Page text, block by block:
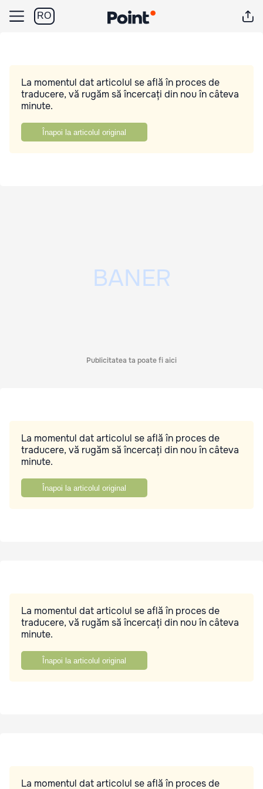
RO
La momentul dat articolul se află în proces de
traducere, vă rugăm să încercați din nou în câteva
minute.
Înapoi la articolul original
Publicitatea ta poate fi aici
La momentul dat articolul se află în proces de
traducere, vă rugăm să încercați din nou în câteva
minute.
Înapoi la articolul original
La momentul dat articolul se află în proces de
traducere, vă rugăm să încercați din nou în câteva
minute.
Înapoi la articolul original
La momentul dat articolul se află în proces de